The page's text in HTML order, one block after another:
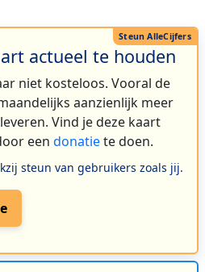
actueel te houden
niet kosteloos. Vooral de
aanzienlijk meer
Vind je deze kaart
een donatiete doen.
steun van gebruikers zoals jij.